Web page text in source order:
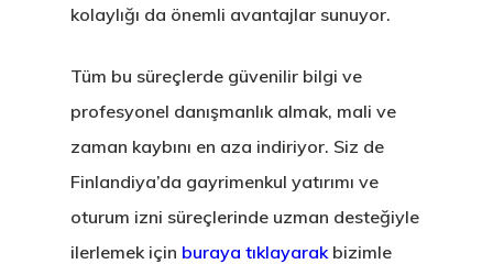
kolaylığı da önemli avantajlar sunuyor.
Tüm bu süreçlerde güvenilir bilgi ve
profesyonel danışmanlık almak, mali ve
zaman kaybını en aza indiriyor. Siz de
Finlandiya’da gayrimenkul yatırımı ve
oturum izni süreçlerinde uzman desteğiyle
ilerlemek için buraya tıklayarakbizimle